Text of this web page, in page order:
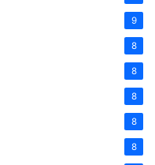
9
8
8
8
8
8